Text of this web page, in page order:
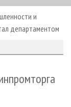
и
департаментом